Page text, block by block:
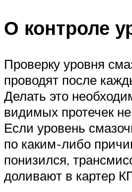
О контроле
Проверку уровня
проводят после
Делать это
видимых протечек
Если уровень
по каким-либо
понизился,
доливают в картер